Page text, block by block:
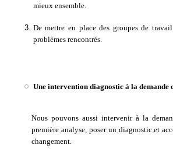
mieux ensemble.
De mettre en place des groupes de
problèmes rencontrés.
Une intervention diagnostic à la demande
Nous pouvons aussi intervenir à la
première analyse, poser un diagnostic et
changement.